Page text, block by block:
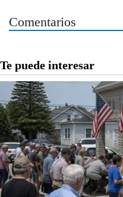
Comentarios